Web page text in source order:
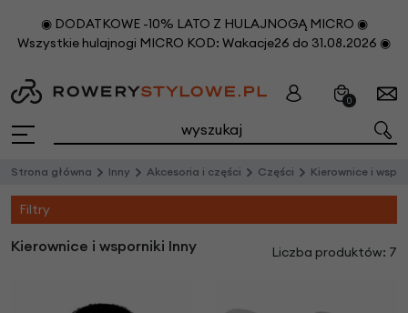
◉ DODATKOWE -10% LATO Z HULAJNOGĄ MICRO ◉
Wszystkie hulajnogi MICRO KOD: Wakacje26 do 31.08.2026 ◉
0
Strona główna Inny Akcesoria i części Części Kierownice i
Filtry
Kierownice i wsporniki Inny Liczba produktów: 7